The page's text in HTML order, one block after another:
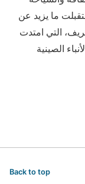
ما يزيد عن
التي امتدت
الصينية
Back to top